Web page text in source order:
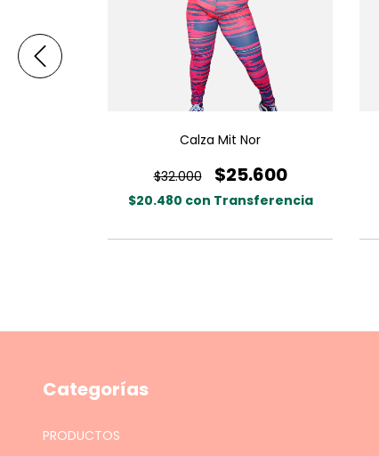
Calza Mit Nor
$32.000 $25.600
$20.480 con Transferencia
Categorías
PRODUCTOS